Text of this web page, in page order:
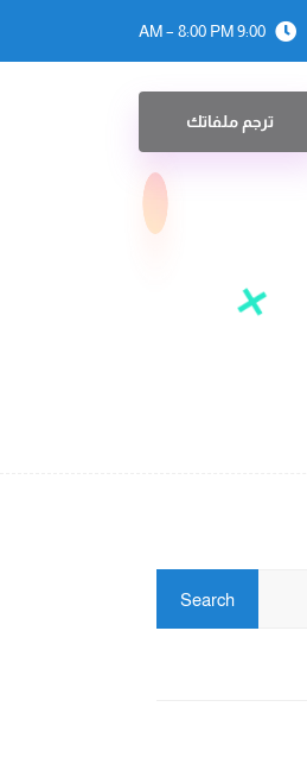
9:00 AM – 8:00 PM
ترجم ملفاتك